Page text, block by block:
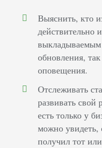
Выяснить, кто
действительно
выкладываемым
обновления,
оповещения.
Отслеживать
развивать свой
есть только у
можно увидеть,
получил тот